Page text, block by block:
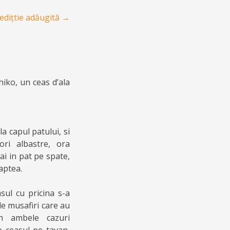
edițtie adăugită →
un ceas d’ala
capul patului, si
albastre, ora
in pat pe spate,
cu pricina s-a
musafiri care au
cazuri